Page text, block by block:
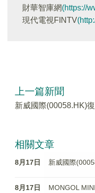
財華智庫網(https://
現代電視FINTV
上一篇新聞
新威國際(00058.HK)
相關文章
8月17日 新威國際
8月17日
MONGOL